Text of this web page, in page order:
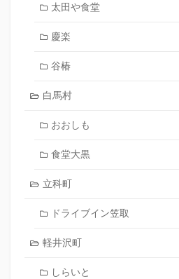
太田や食堂
慶楽
谷椿
白馬村
おおしも
食堂大黒
立科町
ドライブイン笠取
軽井沢町
しらいと